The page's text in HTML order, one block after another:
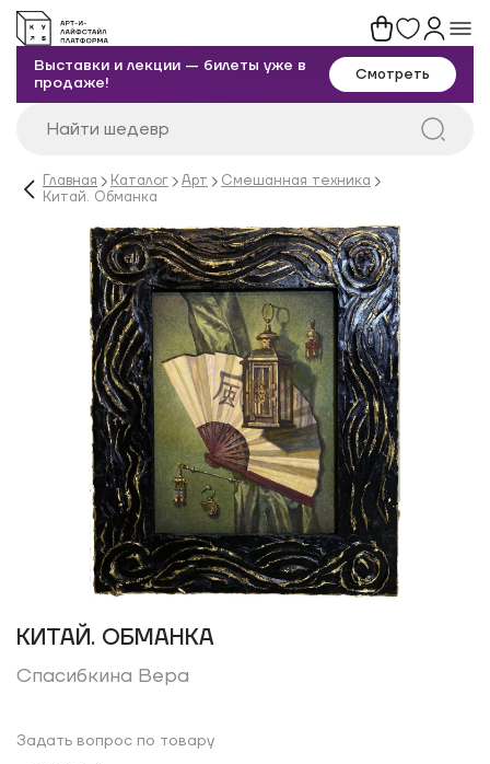
Выставки и лекции — билеты уже в
продаже!
Смотреть
Главная Каталог Арт
Смешанная техника
Китай. Обманка
КИТАЙ. ОБМАНКА
Спасибкина Вера
Задать вопрос по товару